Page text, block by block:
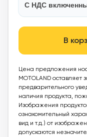
С НДС
В
Цена предложения
MOTOLAND оставляет
предварительного
наличия продукта,
Изображения
ознакомительный
вид и т.д.) от
допускаются